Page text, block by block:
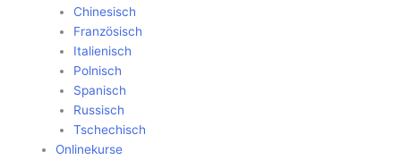
Chinesisch
Französisch
Italienisch
Polnisch
Spanisch
Russisch
Tschechisch
Onlinekurse